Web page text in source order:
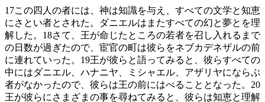
17この四人の者には、神は知識を与え、すべての文学と知恵
にさとい者とされた。ダニエルはまたすべての幻と夢とを理
解した。 18さて、王が命じたところの若者を召し入れるまで
の日数が過ぎたので、宦官の町は彼らをネブカデネザルの前
に連れていった。 19王が彼らと語ってみると、彼らすべての
中にはダニエル、ハナニヤ、ミシャエル、アザリヤにならぶ
者がなかったので、彼らは王の前にはべることとなった。 20
王が彼らにさまざまの事を尋ねてみると、彼らは知恵と理解